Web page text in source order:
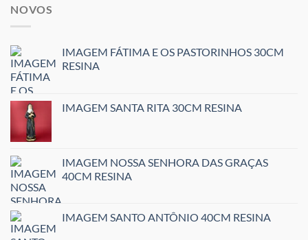
NOVOS
IMAGEM FÁTIMA E OS PASTORINHOS 30CM
RESINA
IMAGEM SANTA RITA 30CM RESINA
IMAGEM NOSSA SENHORA DAS GRAÇAS
40CM RESINA
IMAGEM SANTO ANTÔNIO 40CM RESINA